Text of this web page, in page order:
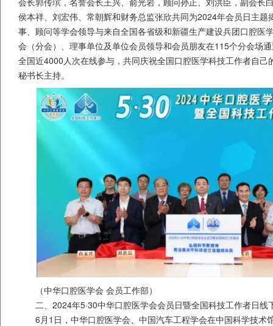
侯本祥、刘宏伟、常朝辉和财务总监张欣共同为2024年会员日主题
事、顾问等学会领导与来自全国各省级和新疆生产建设兵团口腔医
会（分会）、理事单位及单位会员领导和会员朋友在115个分会场
全国近4000人次在线参与，共同庆祝全国口腔医学科技工作者自己
秘书长主持。
（中华口腔医学会 会员工作部）
二、2024年5·30中华口腔医学会会员日暨全国科技工作者日线
6月1日，中华口腔医学会、中国汽车工程学会在中国科学技术